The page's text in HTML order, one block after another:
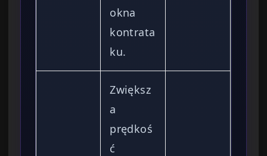
okna
kontrata
ku.
Zwiększ
a
prędkoś
ć